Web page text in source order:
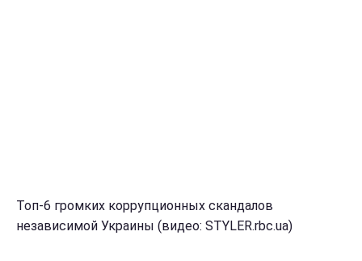
Топ-6 громких коррупционных скандалов
независимой Украины (видео: STYLER.rbc.ua)